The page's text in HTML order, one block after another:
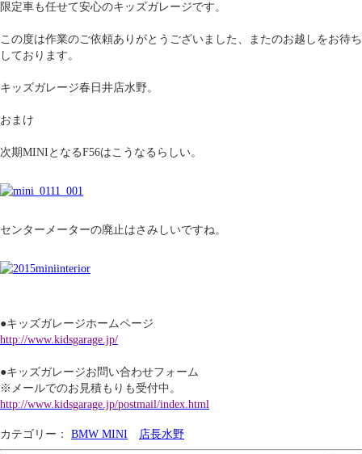
限定車も任せて安心のキッズガレージです。
この度は作業のご依頼ありがとうございました、またのお越しをお待ち
しております。
キッズガレージ春日井店水野。
おまけ
次期MINIとなるF56はこうなるらしい。
センターメーターの廃止はさみしいですね。
●キッズガレージホームページ
http://www.kidsgarage.jp/
●キッズガレージお問い合わせフォーム
※メールでのお見積もりも受付中。
http://www.kidsgarage.jp/postmail/index.html
カテゴリー： BMW MINI 店長水野